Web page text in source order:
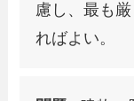
慮し、最も
ればよい。